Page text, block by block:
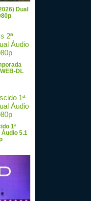
Dual
DL
1ª
Áudio 5.1